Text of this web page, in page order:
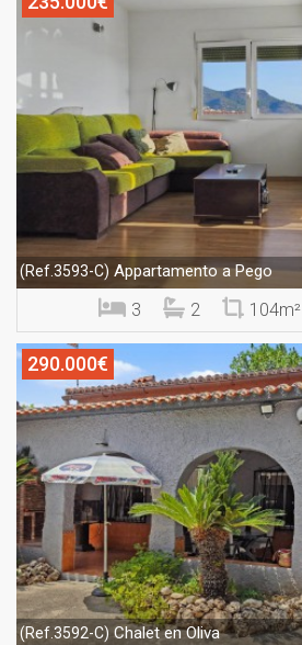
(Ref.3593-C) Appartamento a Pego
3 2 104m²
290.000€
(Ref.3592-C) Chalet en Oliva